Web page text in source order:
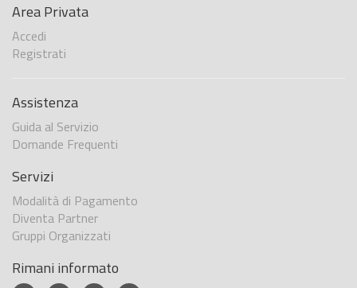
Area Privata
Accedi
Registrati
Assistenza
Guida al Servizio
Domande Frequenti
Servizi
Modalità di Pagamento
Diventa Partner
Gruppi Organizzati
Rimani informato